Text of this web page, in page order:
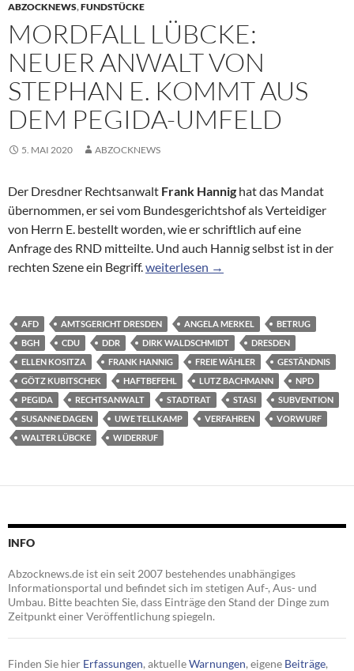
ABZOCKNEWS,FUNDSTÜCKE
MORDFALL LÜBCKE:
NEUER ANWALT VON
STEPHAN E. KOMMT AUS
DEM PEGIDA-UMFELD
5. MAI 2020 ABZOCKNEWS
Der Dresdner Rechtsanwalt Frank Hannig hat das Mandat
übernommen, er sei vom Bundesgerichtshof als Verteidiger
von Herrn E. bestellt worden, wie er schriftlich auf eine
Anfrage des RND mitteilte. Und auch Hannig selbst ist in der
rechten Szene ein Begriff.Mordfall Lübcke: Neuer Anwalt von
weiterlesen →
AFD AMTSGERICHT DRESDEN ANGELA MERKEL
BETRUG
BGH
CDU DDR DIRK WALDSCHMIDT
DRESDEN
ELLEN KOSITZA
FRANK HANNIG FREIE WÄHLER
GESTÄNDNIS
GÖTZ KUBITSCHEK
HAFTBEFEHL LUTZ BACHMANN
NPD
PEGIDA
RECHTSANWALT STADTRAT STASI
SUBVENTION
SUSANNE DAGEN
UWE TELLKAMP VERFAHREN
VORWURF
WALTER LÜBCKE
WIDERRUF
INFO
Abzocknews.de ist ein seit 2007 bestehendes unabhängiges
Informationsportal und befindet sich im stetigen Auf-, Aus- und
Umbau. Bitte beachten Sie, dass Einträge den Stand der Dinge zum
Zeitpunkt einer Veröffentlichung spiegeln.
Finden Sie hier Erfassungen, aktuelleWarnungen, eigene Beiträge,